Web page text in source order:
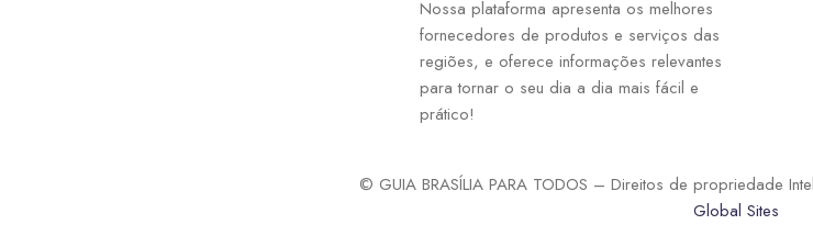
Nossa plataforma apresenta os melhores
fornecedores de produtos e serviços das
regiões, e oferece informações relevantes
para tornar o seu dia a dia mais fácil e
prático!
© GUIA BRASÍLIA PARA TODOS – Direitos de propriedade
Global Sites